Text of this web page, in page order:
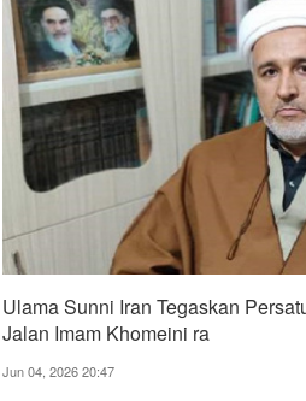
Ulama Sunni Iran Tegaskan
Jalan Imam Khomeini ra
Jun 04, 2026 20:47